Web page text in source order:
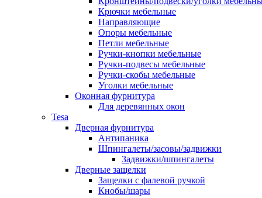
Крючки мебельные
Направляющие
Опоры мебельные
Петли мебельные
Ручки-кнопки мебельные
Ручки-подвесы мебельные
Ручки-скобы мебельные
Уголки мебельные
Оконная фурнитура
Для деревянных окон
Tesa
Дверная фурнитура
Антипаника
Шпингалеты/засовы/задвижки
Задвижки/шпингалеты
Дверные защелки
Защелки с фалевой ручкой
Кнобы/шары